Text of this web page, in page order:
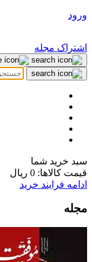
ورود
اشتراک مجله
سبد خرید شما
قیمت کالاها: 0 ریال
ادامه فرایند خرید
مجله